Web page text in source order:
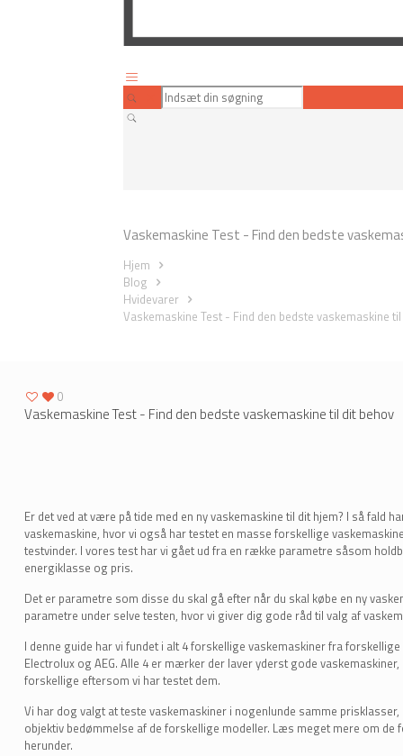
Vaskemaskine Test - Find den bedste
Hjem
Blog
Hvidevarer
Vaskemaskine Test - Find den bedste vaskemaskine
0
Vaskemaskine Test - Find den bedste vaskemaskine til dit behov
Er det ved at være på tide med en ny vaskemaskine til dit hjem? I så fald
vaskemaskine, hvor vi også har testet en masse forskellige
testvinder. I vores test har vi gået ud fra en række parametre såsom
energiklasse og pris.
Det er parametre som disse du skal gå efter når du skal købe en ny
parametre under selve testen, hvor vi giver dig gode råd til valg af
I denne guide har vi fundet i alt 4 forskellige vaskemaskiner fra
Electrolux og AEG. Alle 4 er mærker der laver yderst gode
forskellige eftersom vi har testet dem.
Vi har dog valgt at teste vaskemaskiner i nogenlunde samme
objektiv bedømmelse af de forskellige modeller. Læs meget mere om de
herunder.